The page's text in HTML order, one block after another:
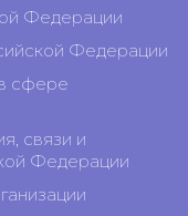
- "Белый - не
Германия, а
Германия
фильм
2
"Это я.
-
за лучшую
Федерации
Федерации
сфере
связи и
Федерации